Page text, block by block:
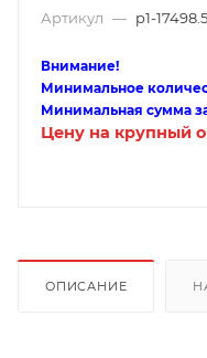
Артикул — p1-
Внимание!
Минимальное
Минимальная сумма
Цену на крупный
ОПИСАНИЕ